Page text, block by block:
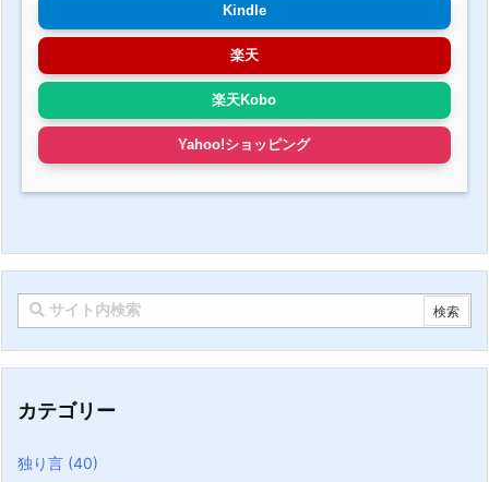
Kindle
楽天
楽天Kobo
Yahoo!ショッピング
カテゴリー
独り言 (40)